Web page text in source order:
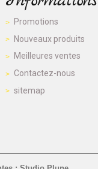
Promotions
Nouveaux produits
Meilleures ventes
Contactez-nous
sitemap